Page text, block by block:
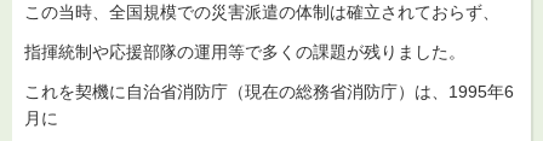
この当時、全国規模での災害派遣の体制は確立されておらず、
指揮統制や応援部隊の運用等で多くの課題が残りました。
これを契機に自治省消防庁（現在の総務省消防庁）は、1995年6
月に